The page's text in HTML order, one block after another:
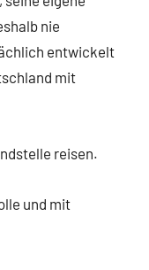
nie
entwickelt
mit
reisen.
und mit